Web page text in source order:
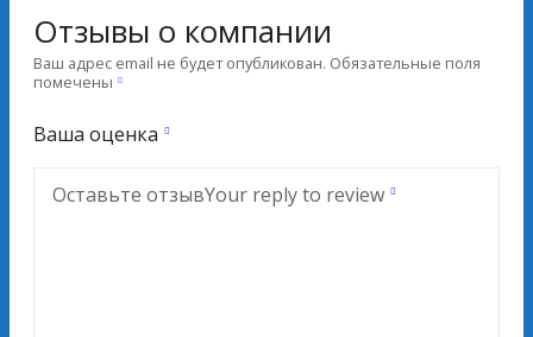
Отзывы о компании
Ваш адрес email не будет опубликован. Обязательные поля
помечены
Ваша оценка
Оставьте отзывYour reply to review